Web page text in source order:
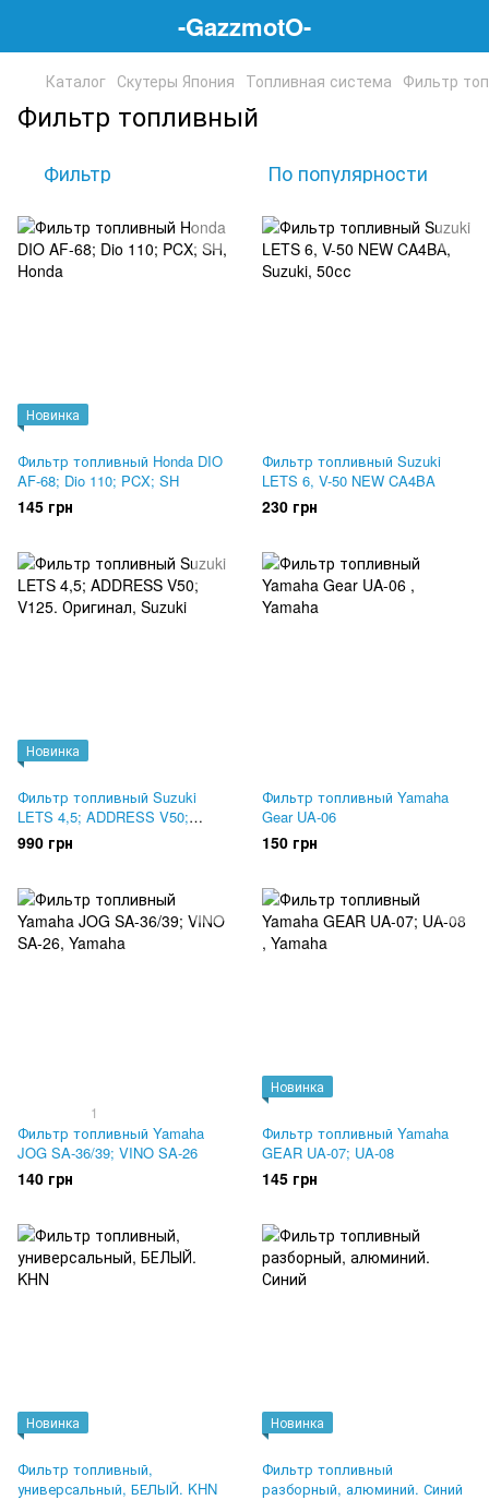
-GazzmotO-
Каталог Скутеры Япония Топливная система Фильтр
Фильтр топливный
Фильтр По популярности
Новинка
Фильтр топливный Honda DIO
AF-68; Dio 110; PCX; SH
145 грн
Фильтр топливный Suzuki
LETS 6, V-50 NEW CA4BA
230 грн
Новинка
Фильтр топливный Suzuki
LETS 4,5; ADDRESS V50;
V125. Оригинал
990 грн
Фильтр топливный Yamaha
Gear UA-06
150 грн
1
Фильтр топливный Yamaha
JOG SA-36/39; VINO SA-26
140 грн
Новинка
Фильтр топливный Yamaha
GEAR UA-07; UA-08
145 грн
Новинка
Фильтр топливный,
универсальный, БЕЛЫЙ. KHN
Новинка
Фильтр топливный
разборный, алюминий. Синий